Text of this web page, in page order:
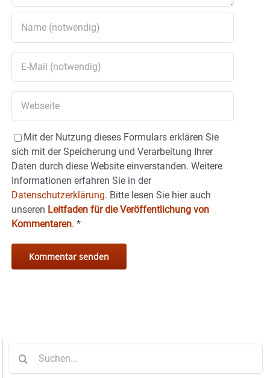
Mit der Nutzung dieses Formulars erklären Sie
sich mit der Speicherung und Verarbeitung Ihrer
Daten durch diese Website einverstanden. Weitere
Informationen erfahren Sie in der
Datenschutzerklärung. Bitte lesen Sie hier auch
unseren Leitfaden für die Veröffentlichung von
Kommentaren. *
nach: